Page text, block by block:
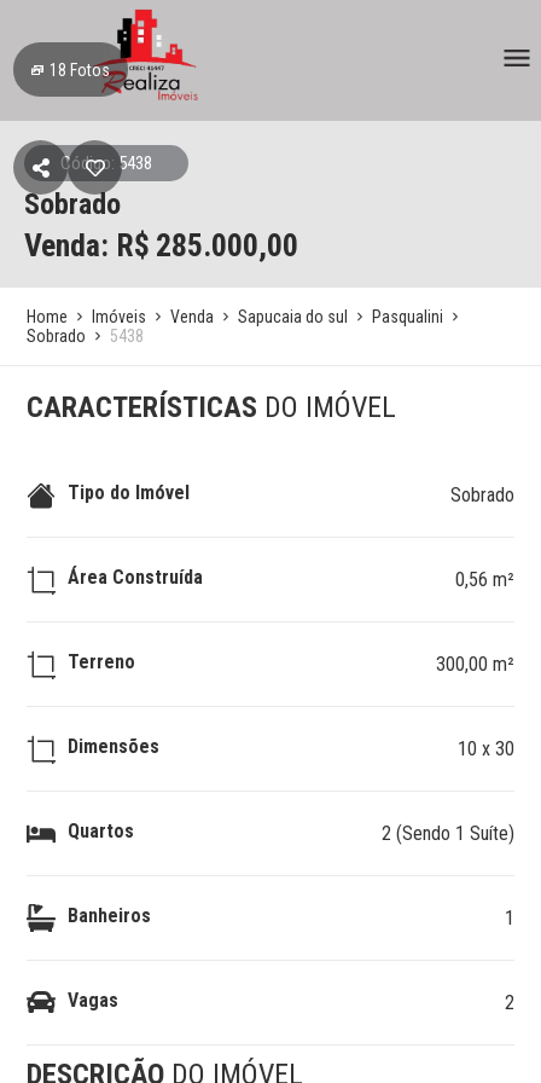
18 Fotos
Código: 5438
Sobrado
Venda: R$ 285.000,00
Home Imóveis Venda Sapucaia do sul
Pasqualini
Sobrado
5438
CARACTERÍSTICAS DO IMÓVEL
Tipo do Imóvel Sobrado
Área Construída 0,56 m²
Terreno 300,00 m²
Dimensões 10 x 30
Quartos 2 (Sendo 1 Suíte)
Banheiros 1
Vagas 2
DESCRIÇÃO DO IMÓVEL